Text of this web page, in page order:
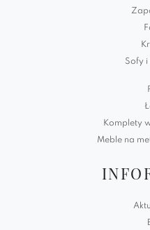
Sofy i
Komplety
Meble na